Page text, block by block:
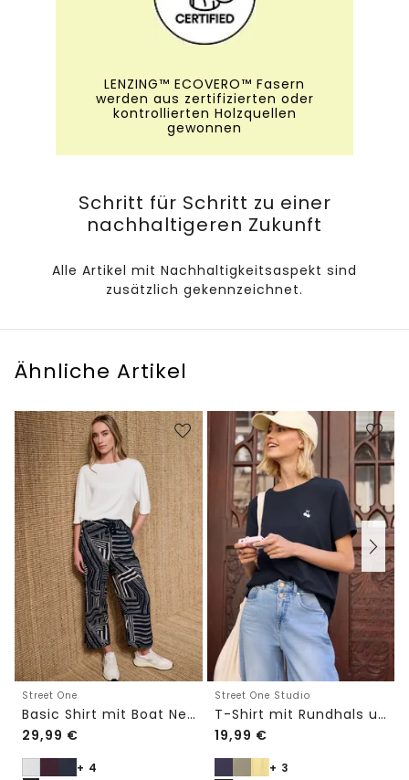
LENZING™ ECOVERO™ Fasern
werden aus zertifizierten oder
kontrollierten Holzquellen
gewonnen
Schritt für Schritt zu einer
nachhaltigeren Zukunft
Alle Artikel mit Nachhaltigkeitsaspekt sind
zusätzlich gekennzeichnet.
Ähnliche Artikel
Street One
Basic Shirt mit Boat Neck und Elastikbund
29,99 €
+ 4
Street One Studio
T-Shirt mit Rundhals und Embroidery-Detail
19,99 €
+ 3